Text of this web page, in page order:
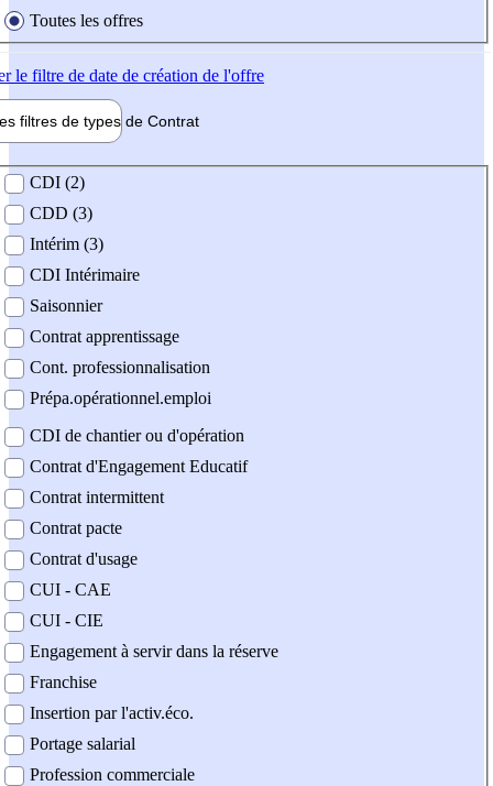
Toutes les offres
le filtre de date de création de l'offre
filtres de types de Contrat
contrat
CDI (2)
CDD (3)
Intérim (3)
CDI Intérimaire
Saisonnier
Contrat apprentissage
Cont. professionnalisation
Prépa.opérationnel.emploi
CDI de chantier ou d'opération
Contrat d'Engagement Educatif
Contrat intermittent
Contrat pacte
Contrat d'usage
CUI - CAE
CUI - CIE
Engagement à servir dans la réserve
Franchise
Insertion par l'activ.éco.
Portage salarial
Profession commerciale